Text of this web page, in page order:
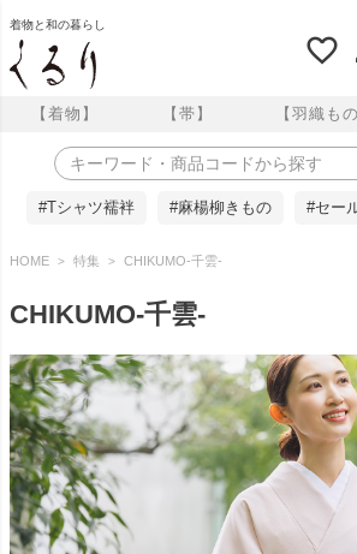
着物と和の暮らし
【着物】 【帯】 【羽織もの
#Tシャツ襦袢 #麻楊柳きもの #セー
HOME 特集 CHIKUMO-千雲-
CHIKUMO-千雲-